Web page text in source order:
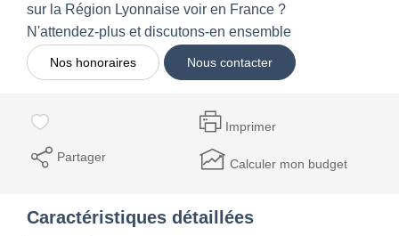
sur la Région Lyonnaise voir en France ?
N'attendez-plus et discutons-en ensemble
Nos honoraires Nous contacter
Imprimer
Partager Calculer mon budget
Caractéristiques détaillées